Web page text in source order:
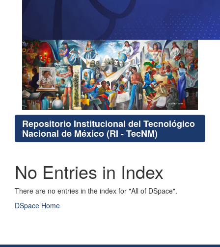
Repositorio Institucional del Tecnológico
Nacional de México (RI - TecNM)
No Entries in Index
There are no entries in the index for "All of DSpace".
DSpace Home